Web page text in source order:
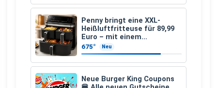
Penny bringt eine XXL-
Heißluftfritteuse für 89,99
Euro – mit einem
besonderen Vorteil
675° Neu
Neue Burger King Coupons